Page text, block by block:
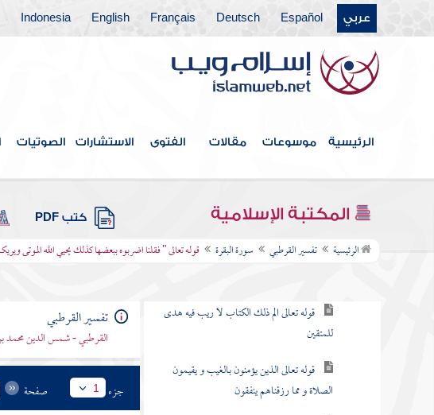
عربي Español
Deutsch
Français
English
Indonesia
الرئيسية موسوعات مقالات الفتوى الاستشارات الصوتيات
المكتبة الإسلامية كتب PDF
الرئيسية تفسير القرطبي سورة البقرة قوله تعالى " فقلنا اضربوه ببعضها كذلك يحيي الله الموتى
باب ما جاء من الحجة في الرد على
من طعن في القرآن وخالف مصحف
عثمان بالزيادة والنقصان
سورة الفاتحة
سورة البقرة
قوله تعالى الم ذلك الكتاب لا ريب فيه هدى
للمتقين
قوله تعالى الذين يؤمنون بالغيب و يقيمون
الصلاة و مما رزقناهم ينفقون
تفسير القرطبي
القرطبي - شمس الدين محمد
جزء 1 صفحة